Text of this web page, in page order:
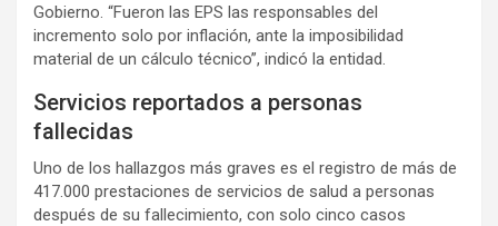
Gobierno. “Fueron las EPS las responsables del
incremento solo por inflación, ante la imposibilidad
material de un cálculo técnico”, indicó la entidad.
Servicios reportados a personas
fallecidas
Uno de los hallazgos más graves es el registro de más de
417.000 prestaciones de servicios de salud a personas
después de su fallecimiento, con solo cinco casos